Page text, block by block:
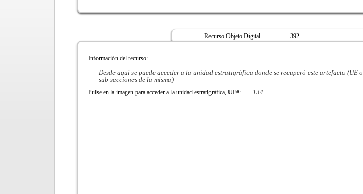
Recurso Objeto Digital 392
Información del recurso:
Desde aquí se puede acceder a la unidad estratigráfica donde se recuperó este artefacto (UE o
sub-secciones de la misma)
Pulse en la imagen para acceder a la unidad estratigráfica, UE#: 134